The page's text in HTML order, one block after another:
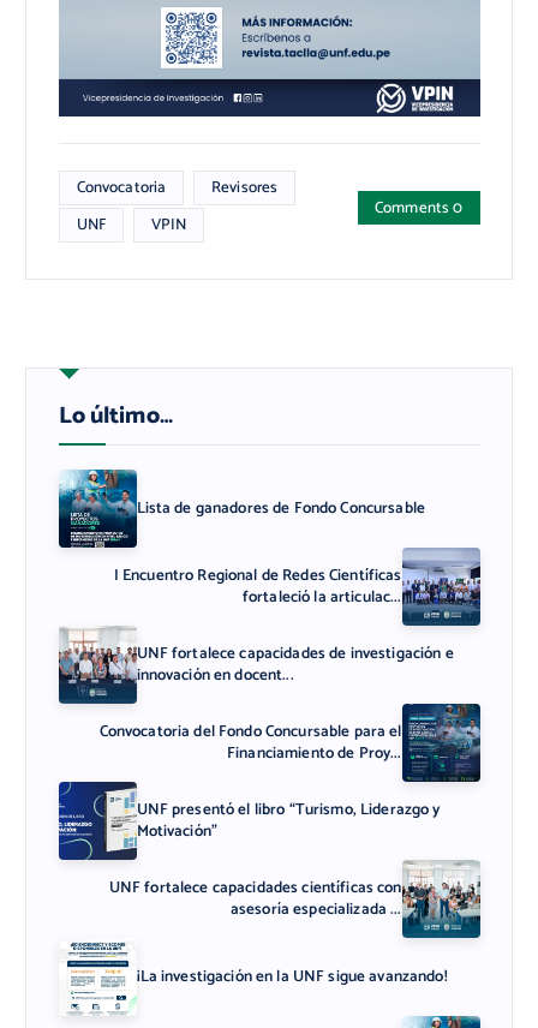
Convocatoria
Revisores
UNF
VPIN
Comments 0
Lo último…
Lista de ganadores de Fondo Concursable
I Encuentro Regional de Redes Científicas
fortaleció la articulac...
UNF fortalece capacidades de investigación e
innovación en docent...
Convocatoria del Fondo Concursable para el
Financiamiento de Proy...
UNF presentó el libro “Turismo, Liderazgo y
Motivación”
UNF fortalece capacidades científicas con
asesoría especializada ...
¡La investigación en la UNF sigue avanzando!